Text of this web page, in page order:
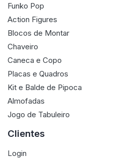
Funko Pop
Action Figures
Blocos de Montar
Chaveiro
Caneca e Copo
Placas e Quadros
Kit e Balde de Pipoca
Almofadas
Jogo de Tabuleiro
Clientes
Login